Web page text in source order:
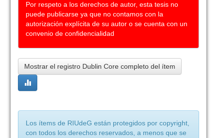
Por respeto a los derechos de autor, esta tesis no
puede publicarse ya que no contamos con la
autorización explícita de su autor o se cuenta con un
convenio de confidencialidad
Mostrar el registro Dublin Core completo del ítem
Los ítems de RIUdeG están protegidos por copyright,
con todos los derechos reservados, a menos que se